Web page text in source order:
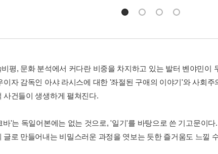
평, 문화 분석에서 커다란 비중을 차지하고 있는 발터 벤야민이
이자 감독인 아샤 라시스에 대한 '좌절된 구애의 이야기'와 사회
사건들이 생생하게 펼쳐진다.
바'는 독일어본에는 없는 것으로, '일기'를 바탕으로 쓴 기고문이
글로 만들어내는 비밀스러운 과정을 엿보는 듯한 즐거움도 느낄